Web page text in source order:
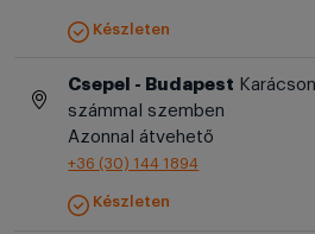
Készleten
Csepel - Budapest
számmal szemben
Azonnal átvehető
+36 (30) 144 1894
Készleten